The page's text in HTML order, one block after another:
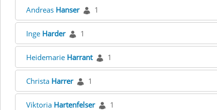
Andreas Hanser 1
Inge Harder 1
Heidemarie Harrant 1
Christa Harrer 1
Viktoria Hartenfelser 1